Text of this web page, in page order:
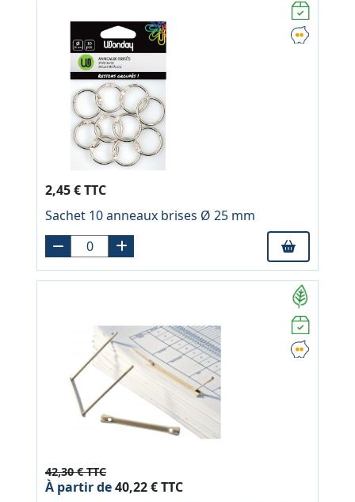
2,45 € TTC
Sachet 10 anneaux brises Ø 25 mm
42,30 € TTC
À partir de40,22 € TTC